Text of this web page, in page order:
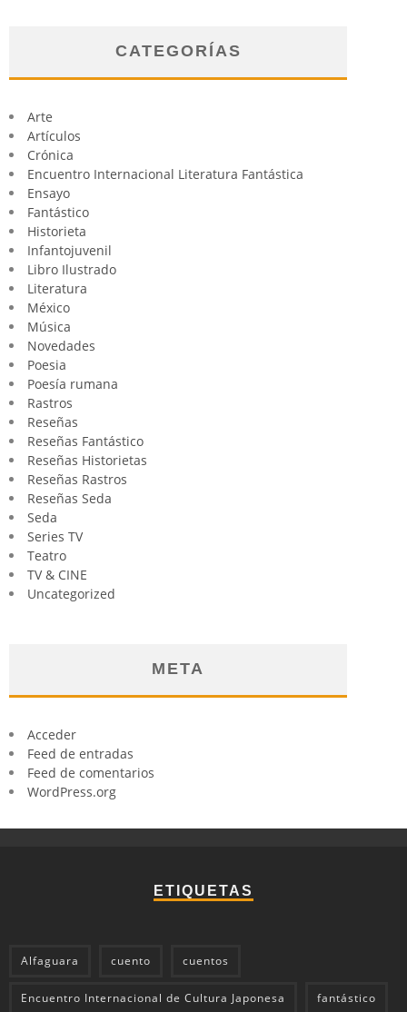
CATEGORÍAS
Arte
Artículos
Crónica
Encuentro Internacional Literatura Fantástica
Ensayo
Fantástico
Historieta
Infantojuvenil
Libro Ilustrado
Literatura
México
Música
Novedades
Poesia
Poesía rumana
Rastros
Reseñas
Reseñas Fantástico
Reseñas Historietas
Reseñas Rastros
Reseñas Seda
Seda
Series TV
Teatro
TV & CINE
Uncategorized
META
Acceder
Feed de entradas
Feed de comentarios
WordPress.org
ETIQUETAS
Alfaguara cuento cuentos
Encuentro Internacional de Cultura Japonesa fantástico